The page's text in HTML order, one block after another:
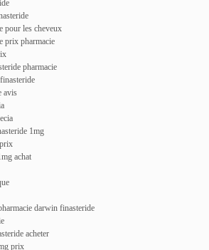
pour les cheveux
prix pharmacie
pharmacie
avis
1mg
achat
darwin finasteride
acheter
prix